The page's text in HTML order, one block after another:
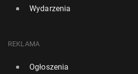
Wydarzenia
REKLAMA
Ogłoszenia